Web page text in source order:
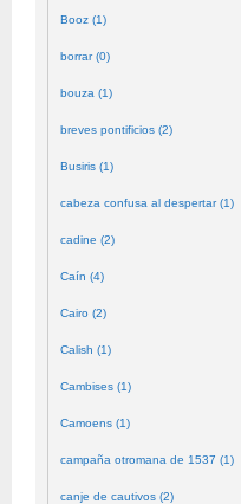
Booz (1)
borrar (0)
bouza (1)
breves pontificios (2)
Busiris (1)
cabeza confusa al despertar (1)
cadine (2)
Caín (4)
Cairo (2)
Calish (1)
Cambises (1)
Camoens (1)
campaña otromana de 1537 (1)
canje de cautivos (2)